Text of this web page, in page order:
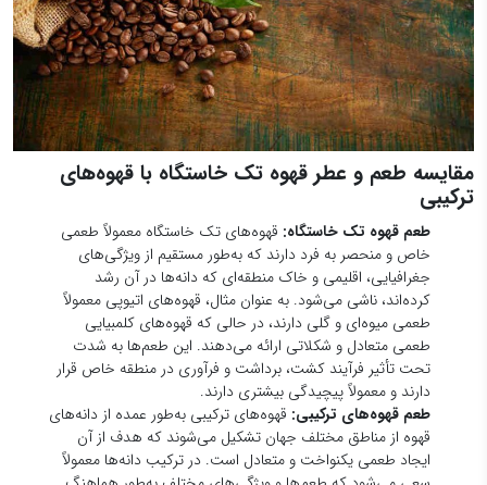
مقایسه طعم و عطر قهوه تک خاستگاه با قهوه‌های
ترکیبی
طعم قهوه تک خاستگاه: قهوه‌های تک خاستگاه معمولاً طعمی
خاص و منحصر به فرد دارند که به‌طور مستقیم از ویژگی‌های
جغرافیایی، اقلیمی و خاک منطقه‌ای که دانه‌ها در آن رشد
کرده‌اند، ناشی می‌شود. به عنوان مثال، قهوه‌های اتیوپی معمولاً
طعمی میوه‌ای و گلی دارند، در حالی که قهوه‌های کلمبیایی
طعمی متعادل و شکلاتی ارائه می‌دهند. این طعم‌ها به شدت
تحت تأثیر فرآیند کشت، برداشت و فرآوری در منطقه خاص قرار
دارند و معمولاً پیچیدگی بیشتری دارند.
طعم قهوه‌های ترکیبی: قهوه‌های ترکیبی به‌طور عمده از دانه‌های
قهوه از مناطق مختلف جهان تشکیل می‌شوند که هدف از آن
ایجاد طعمی یکنواخت و متعادل است. در ترکیب دانه‌ها معمولاً